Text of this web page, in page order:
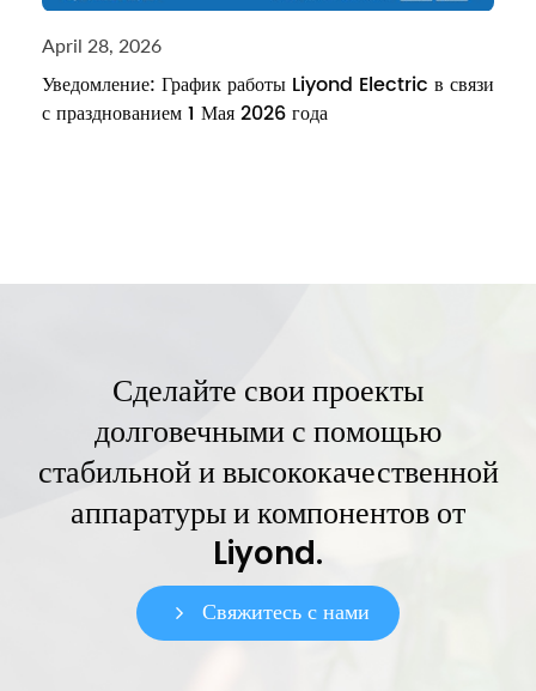
April 28, 2026
Уведомление: График работы Liyond Electric в связи
с празднованием 1 Мая 2026 года
Сделайте свои проекты
долговечными с помощью
стабильной и высококачественной
аппаратуры и компонентов от
Liyond.
Свяжитесь с нами